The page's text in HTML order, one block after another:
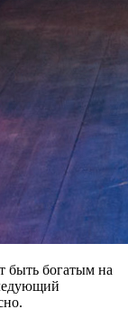
быть богатым на